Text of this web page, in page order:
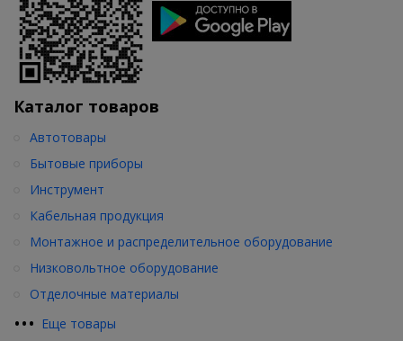
Каталог товаров
••• Еще товары
Автотовары
Бытовые приборы
Инструмент
Кабельная продукция
Монтажное и распределительное оборудование
Низковольтное оборудование
Отделочные материалы